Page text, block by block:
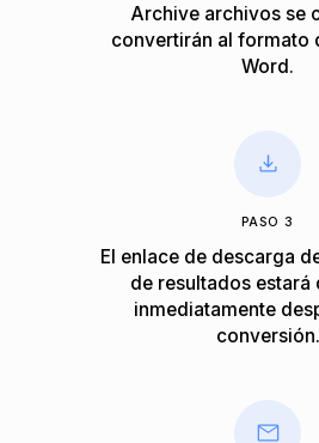
Archive archivos se
convertirán al formato
Word.
PASO 3
El enlace de descarga
de resultados estará
inmediatamente
conversión.